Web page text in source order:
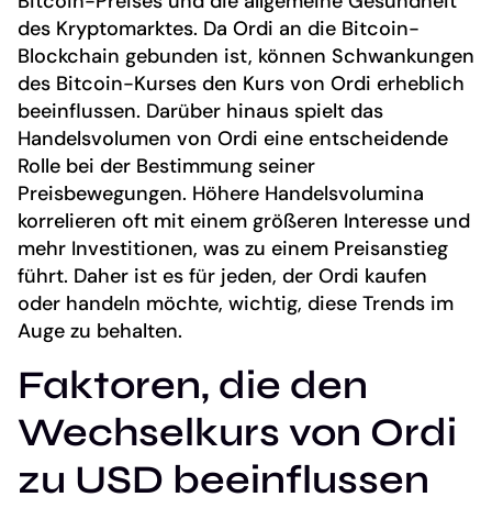
des Kryptomarktes. Da Ordi an die Bitcoin-
Blockchain gebunden ist, können Schwankungen
des Bitcoin-Kurses den Kurs von Ordi erheblich
beeinflussen. Darüber hinaus spielt das
Handelsvolumen von Ordi eine entscheidende
Rolle bei der Bestimmung seiner
Preisbewegungen. Höhere Handelsvolumina
korrelieren oft mit einem größeren Interesse und
mehr Investitionen, was zu einem Preisanstieg
führt. Daher ist es für jeden, der Ordi kaufen
oder handeln möchte, wichtig, diese Trends im
Auge zu behalten.
Faktoren, die den
Wechselkurs von Ordi
zu USD beeinflussen